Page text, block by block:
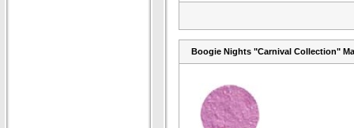
Boogie Nights "Carnival Collection"